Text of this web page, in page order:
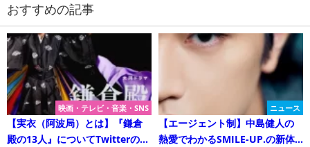
おすすめの記事
映画・テレビ・音楽・SNS
【実衣（阿波局）とは】『鎌倉
殿の13人』についてTwitterの反
ニュース
【エージェント制】中島健人の
熱愛でわかるSMILE-UP.の新体